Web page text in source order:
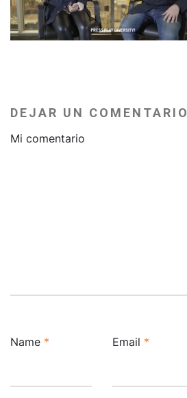
DEJAR UN COMENTARIO
Mi comentario
Name * Email *